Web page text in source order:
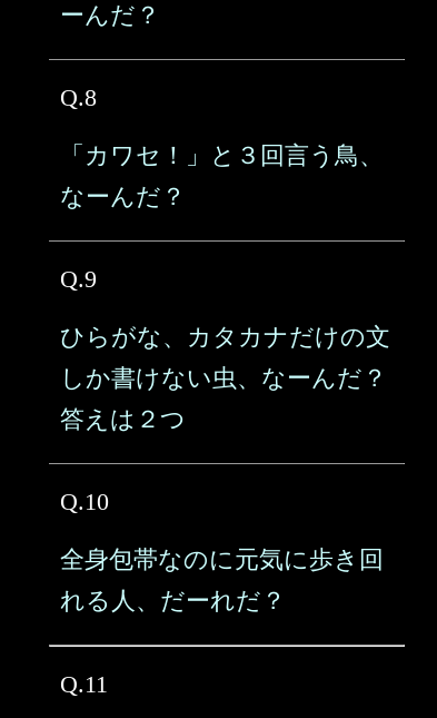
ーんだ？
Q.8
「カワセ！」と３回言う鳥、
なーんだ？
Q.9
ひらがな、カタカナだけの文
しか書けない虫、なーんだ？
答えは２つ
Q.10
全身包帯なのに元気に歩き回
れる人、だーれだ？
Q.11